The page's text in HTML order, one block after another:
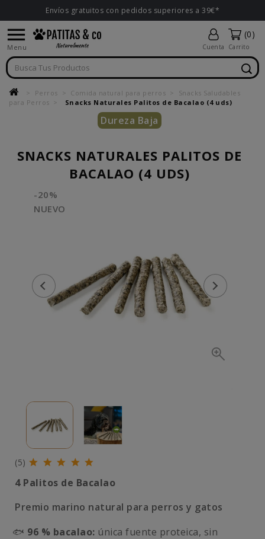
Envíos gratuitos con pedidos superiores a 39€*

Menu Cuenta
(0)
Carrito
Perros Comida natural para perros
Snacks Saludables
para Perros
Snacks Naturales Palitos de Bacalao (4 uds)
Dureza Baja
SNACKS NATURALES PALITOS DE
BACALAO (4 UDS)
-20%
NUEVO
(5)
4 Palitos de Bacalao
Premio marino natural para perros y gatos
🐟 96 % bacalao: única fuente proteica, sin